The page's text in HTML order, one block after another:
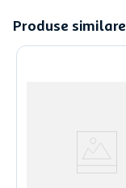
Produse similare